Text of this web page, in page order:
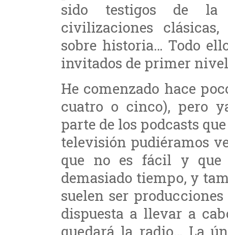
sido testigos de la
civilizaciones clásicas,
sobre historia… Todo
invitados de primer
He comenzado hace
cuatro o cinco), pero
parte de los podcasts
televisión pudiéramos
que no es fácil y
demasiado tiempo, y
suelen ser
dispuesta a llevar a
quedará la radio… La